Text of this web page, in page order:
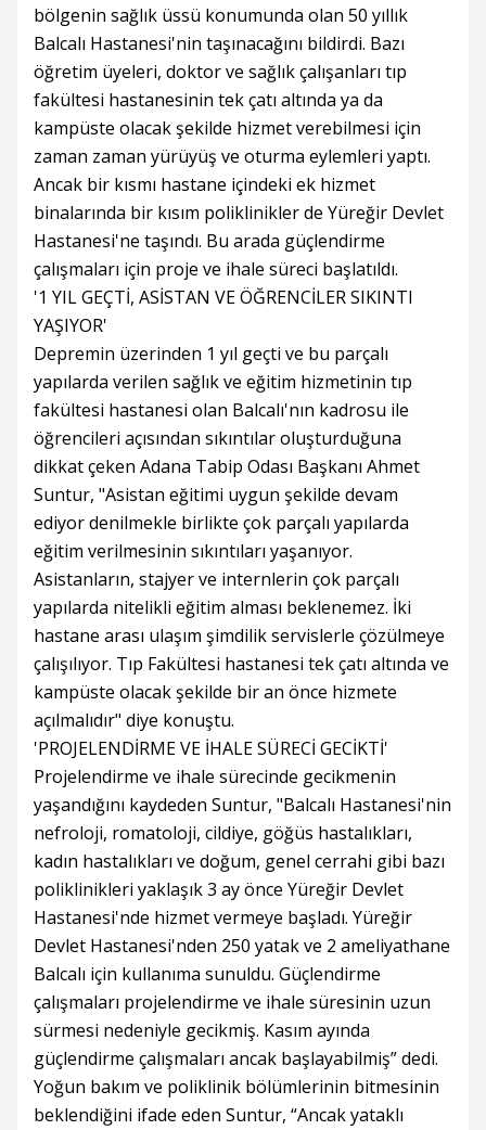
bölgenin sağlık üssü konumunda olan 50 yıllık
Balcalı Hastanesi'nin taşınacağını bildirdi. Bazı
öğretim üyeleri, doktor ve sağlık çalışanları tıp
fakültesi hastanesinin tek çatı altında ya da
kampüste olacak şekilde hizmet verebilmesi için
zaman zaman yürüyüş ve oturma eylemleri yaptı.
Ancak bir kısmı hastane içindeki ek hizmet
binalarında bir kısım poliklinikler de Yüreğir Devlet
Hastanesi'ne taşındı. Bu arada güçlendirme
çalışmaları için proje ve ihale süreci başlatıldı.
'1 YIL GEÇTİ, ASİSTAN VE ÖĞRENCİLER SIKINTI
YAŞIYOR'
Depremin üzerinden 1 yıl geçti ve bu parçalı
yapılarda verilen sağlık ve eğitim hizmetinin tıp
fakültesi hastanesi olan Balcalı'nın kadrosu ile
öğrencileri açısından sıkıntılar oluşturduğuna
dikkat çeken Adana Tabip Odası Başkanı Ahmet
Suntur, "Asistan eğitimi uygun şekilde devam
ediyor denilmekle birlikte çok parçalı yapılarda
eğitim verilmesinin sıkıntıları yaşanıyor.
Asistanların, stajyer ve internlerin çok parçalı
yapılarda nitelikli eğitim alması beklenemez. İki
hastane arası ulaşım şimdilik servislerle çözülmeye
çalışılıyor. Tıp Fakültesi hastanesi tek çatı altında ve
kampüste olacak şekilde bir an önce hizmete
açılmalıdır" diye konuştu.
'PROJELENDİRME VE İHALE SÜRECİ GECİKTİ'
Projelendirme ve ihale sürecinde gecikmenin
yaşandığını kaydeden Suntur, "Balcalı Hastanesi'nin
nefroloji, romatoloji, cildiye, göğüs hastalıkları,
kadın hastalıkları ve doğum, genel cerrahi gibi bazı
poliklinikleri yaklaşık 3 ay önce Yüreğir Devlet
Hastanesi'nde hizmet vermeye başladı. Yüreğir
Devlet Hastanesi'nden 250 yatak ve 2 ameliyathane
Balcalı için kullanıma sunuldu. Güçlendirme
çalışmaları projelendirme ve ihale süresinin uzun
sürmesi nedeniyle gecikmiş. Kasım ayında
güçlendirme çalışmaları ancak başlayabilmiş” dedi.
Yoğun bakım ve poliklinik bölümlerinin bitmesinin
beklendiğini ifade eden Suntur, “Ancak yataklı